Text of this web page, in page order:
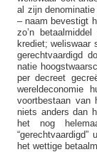
al zijn
– naam bevestigt
zo’n
krediet; weliswaar
gerechtvaardigd
natie
per decreet
wereldeconomie
voortbestaan van
niets anders dan
het nog
het wettige